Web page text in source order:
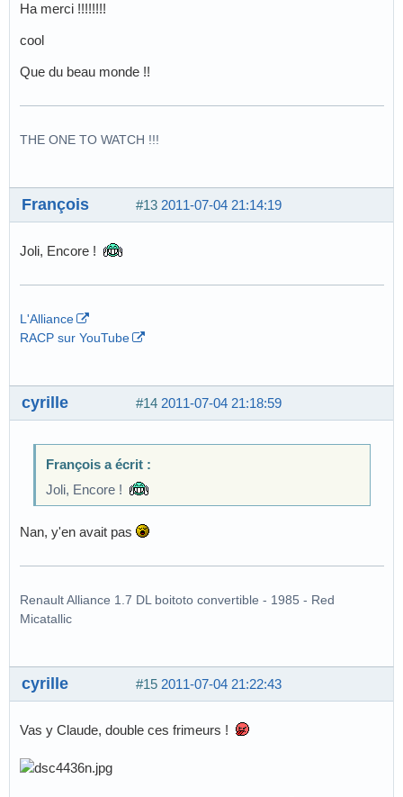
Ha merci !!!!!!!!
cool
Que du beau monde !!
THE ONE TO WATCH !!!
#13 2011-07-04 21:14:19
François
Joli, Encore !
L'Alliance
RACP sur YouTube
#14 2011-07-04 21:18:59
cyrille
François a écrit :
Joli, Encore !
Nan, y'en avait pas
Renault Alliance 1.7 DL boitoto convertible - 1985 - Red
Micatallic
#15 2011-07-04 21:22:43
cyrille
Vas y Claude, double ces frimeurs !